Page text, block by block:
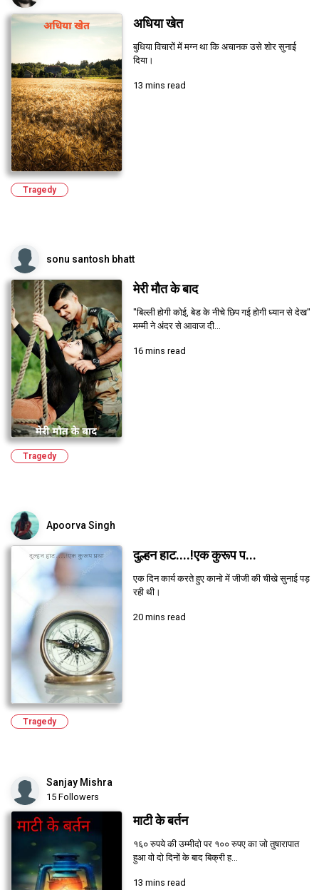
अधिया खेत
बुधिया विचारों में मग्न था कि अचानक उसे शोर सुनाई
दिया।
13 mins read
Tragedy
sonu santosh bhatt
मेरी मौत के बाद
"बिल्ली होगी कोई, बेड के नीचे छिप गई होगी ध्यान से देख"
मम्मी ने अंदर से आवाज दी...
16 mins read
Tragedy
Apoorva Singh
दुल्हन हाट....!एक कुरूप प...
एक दिन कार्य करते हुए कानो में जीजी की चीखे सुनाई पड़
रही थी।
20 mins read
Tragedy
Sanjay Mishra
15 Followers
माटी के बर्तन
१६० रुपये की उम्मीदो पर १०० रुपए का जो तुषारापात
हुआ वो दो दिनों के बाद बिक्री ह...
13 mins read